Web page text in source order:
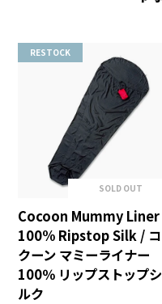
RESTOCK
SOLD OUT
Cocoon Mummy Liner
100% Ripstop Silk / コ
クーン マミーライナー
100％ リップストップシ
ルク